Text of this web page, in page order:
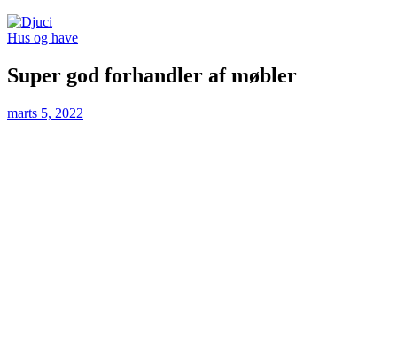
Hus og have
Super god forhandler af møbler
marts 5, 2022